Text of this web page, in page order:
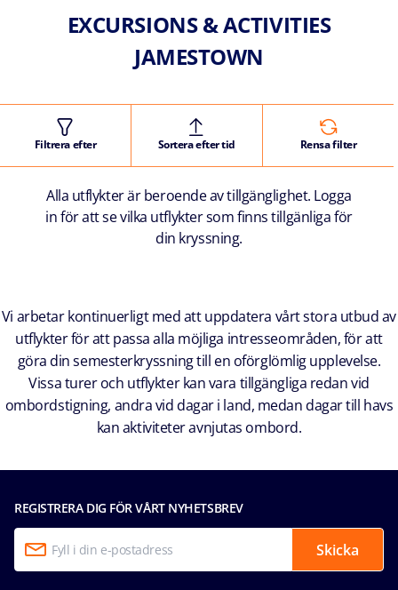
EXCURSIONS & ACTIVITIES
JAMESTOWN
Filtrera efter Sortera efter tid Rensa filter
Alla utflykter är beroende av tillgänglighet. Logga
in för att se vilka utflykter som finns tillgänliga för
din kryssning.
Vi arbetar kontinuerligt med att uppdatera vårt stora utbud av
utflykter för att passa alla möjliga intresseområden, för att
göra din semesterkryssning till en oförglömlig upplevelse.
Vissa turer och utflykter kan vara tillgängliga redan vid
ombordstigning, andra vid dagar i land, medan dagar till havs
kan aktiviteter avnjutas ombord.
REGISTRERA DIG FÖR VÅRT NYHETSBREV
Skicka